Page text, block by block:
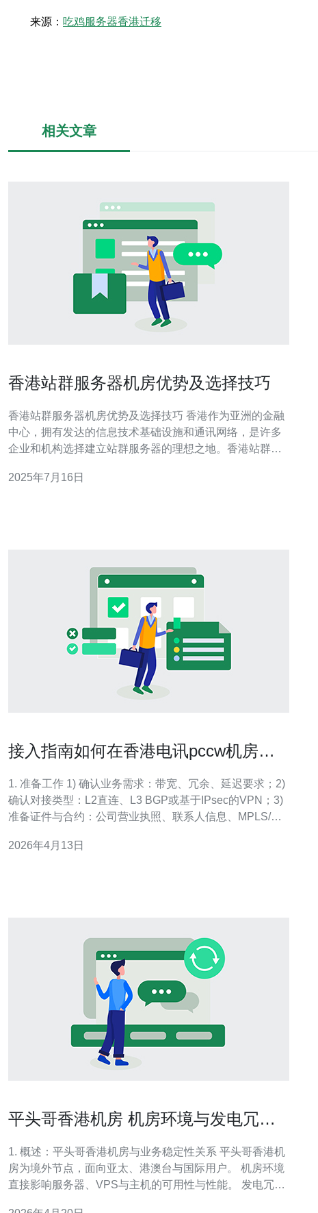
来源： 吃鸡服务器香港迁移
相关文章
香港站群服务器机房优势及选择技巧
香港站群服务器机房优势及选择技巧 香港作为亚洲的金融
中心，拥有发达的信息技术基础设施和通讯网络，是许多
企业和机构选择建立站群服务器的理想之地。香港站群服
港的电力供应稳定，网络带宽充足，机房设施完善，能够
2025年7月16日
接入指南如何在香港电讯pccw机房完
1. 准备工作 1) 确认业务需求：带宽、冗余、延迟要求；2)
确认对接类型：L2直连、L3 BGP或基于IPsec的VPN；3)
准备证件与合约：公司营业执照、联系人信息、MPLS/互
寸与电力需求。 2. 提交接入申请 1) 登录PCCW客户门户
2026年4月13日
平头哥香港机房 机房环境与发电冗余
1. 概述：平头哥香港机房与业务稳定性关系 平头哥香港机
房为境外节点，面向亚太、港澳台与国际用户。 机房环境
直接影响服务器、VPS与主机的可用性与性能。 发电冗余